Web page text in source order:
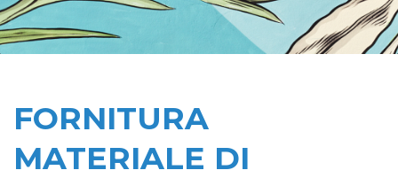
FORNITURA
MATERIALE DI